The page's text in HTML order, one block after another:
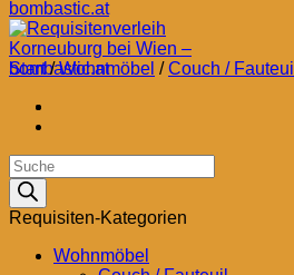
Start / Wohnmöbel / Couch / Fauteuil
Products
search
Requisiten-Kategorien
Wohnmöbel